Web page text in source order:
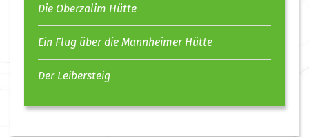
Die Oberzalim Hütte
Ein Flug über die Mannheimer Hütte
Der Leibersteig